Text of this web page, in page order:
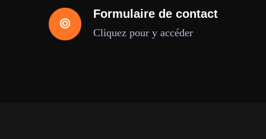
Formulaire de contact
Cliquez pour y accéder